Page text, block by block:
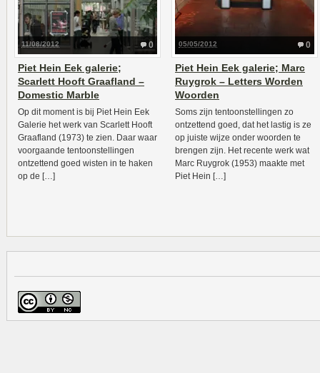
0
11/08/2012
Piet Hein Eek galerie;
Scarlett Hooft Graafland –
Domestic Marble
Op dit moment is bij Piet Hein Eek
Galerie het werk van Scarlett Hooft
Graafland (1973) te zien. Daar waar
voorgaande tentoonstellingen
ontzettend goed wisten in te haken
op de […]
0
05/05/2012
Piet Hein Eek galerie; Marc
Ruygrok – Letters Worden
Woorden
Soms zijn tentoonstellingen zo
ontzettend goed, dat het lastig is ze
op juiste wijze onder woorden te
brengen zijn. Het recente werk wat
Marc Ruygrok (1953) maakte met
Piet Hein […]